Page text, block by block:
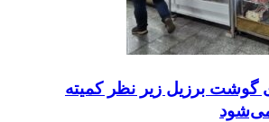
گوشت برزیل زیر نظر کمیته